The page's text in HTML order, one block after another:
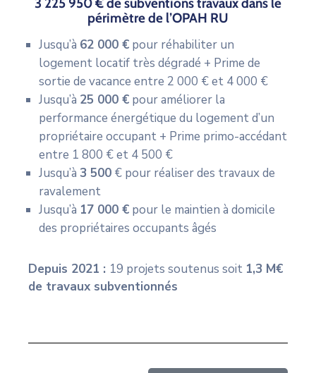
3 225 950 € de subventions travaux dans le
périmètre de l’OPAH RU
Jusqu’à 62 000 € pour réhabiliter un
logement locatif très dégradé + Prime de
sortie de vacance entre 2 000 € et 4 000 €
Jusqu’à 25 000 € pour améliorer la
performance énergétique du logement d’un
propriétaire occupant + Prime primo-accédant
entre 1 800 € et 4 500 €
Jusqu’à 3 500 € pour réaliser des travaux de
ravalement
Jusqu’à 17 000 € pour le maintien à domicile
des propriétaires occupants âgés
Depuis 2021 : 19 projets soutenus soit 1,3 M€
de travaux subventionnés